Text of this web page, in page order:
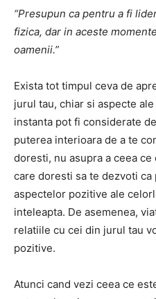
“Presupun ca pentru a fi
fizica, dar in aceste
oamenii.”
Exista tot timpul ceva de
jurul tau, chiar si aspecte
instanta pot fi considerate
puterea interioara de a te
doresti, nu asupra a ceea
care doresti sa te dezvoti
aspectelor pozitive ale
inteleapta. De asemenea,
relatiile cu cei din jurul tau
pozitive.
Atunci cand vezi ceea ce